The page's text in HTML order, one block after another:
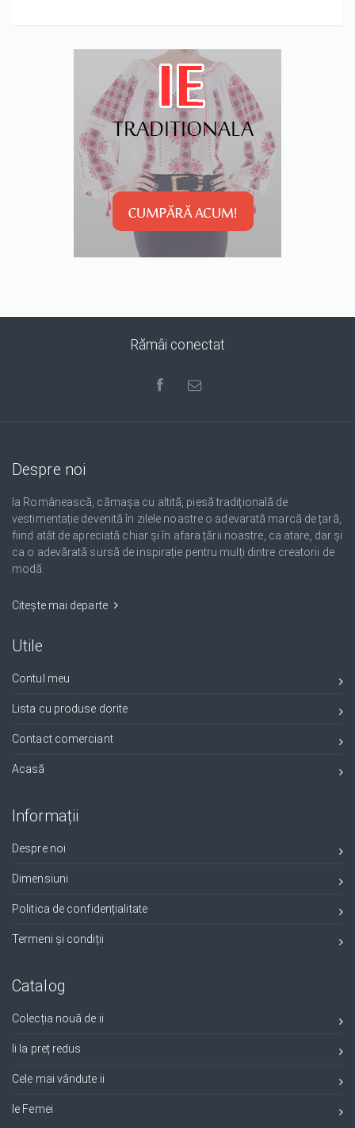
Rămâi conectat
Despre noi
Ia Românească, cămașa cu altită, piesă tradițională de
vestimentație devenită în zilele noastre o adevarată marcă de țară,
fiind atât de apreciată chiar și în afara țării noastre, ca atare, dar și
ca o adevărată sursă de inspirație pentru mulți dintre creatorii de
modă.
Citește mai departe
Utile
Contul meu
Lista cu produse dorite
Contact comerciant
Acasă
Informații
Despre noi
Dimensiuni
Politica de confidențialitate
Termeni și condiții
Catalog
Colecția nouă de ii
Ii la preț redus
Cele mai vândute ii
Ie Femei